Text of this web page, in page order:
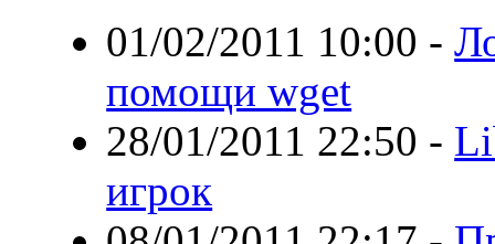
01/02/2011 10:00 -
помощи wget
28/01/2011 22:50 -
игрок